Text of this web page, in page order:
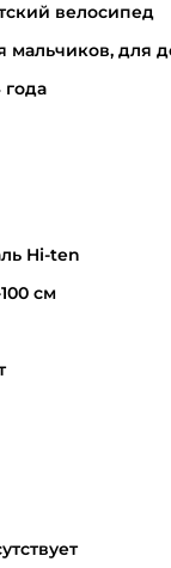
велосипед
мальчиков, для
года
Hi-ten
см